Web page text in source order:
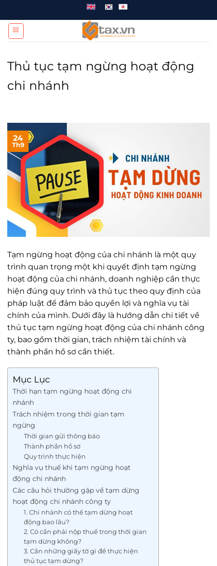
đến
dung
Thủ tục tạm ngừng hoạt động
chi nhánh
24
Th9
Tạm ngừng hoạt động của chi nhánh là một quy
trình quan trọng một khi quyết định tạm ngừng
hoạt động của chi nhánh, doanh nghiệp cần thực
hiện đúng quy trình và thủ tục theo quy định của
pháp luật để đảm bảo quyền lợi và nghĩa vụ tài
chính của mình. Dưới đây là hướng dẫn chi tiết về
thủ tục tạm ngừng hoạt động của chi nhánh công
ty, bao gồm thời gian, trách nhiệm tài chính và
thành phần hồ sơ cần thiết.
Mục Lục
Thời hạn tạm ngừng hoạt động chi
nhánh
Trách nhiệm trong thời gian tạm
ngừng
Thời gian gửi thông báo
Thành phần hồ sơ
Quy trình thực hiện
Nghĩa vụ thuế khi tạm ngừng hoạt
động chi nhánh
Các câu hỏi thường gặp về tạm dừng
hoạt động chi nhánh công ty
1. Chi nhánh có thể tạm dừng hoạt
động bao lâu?
2. Có cần phải nộp thuế trong thời gian
tạm dừng không?
3. Cần những giấy tờ gì để thực hiện
thủ tục tạm dừng?